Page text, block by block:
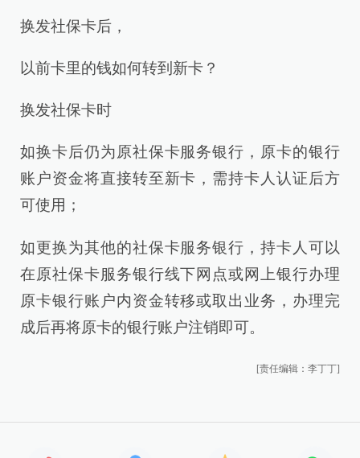
换发社保卡后，
以前卡里的钱如何转到新卡？
换发社保卡时
如换卡后仍为原社保卡服务银行，原卡的银行
账户资金将直接转至新卡，需持卡人认证后方
可使用；
如更换为其他的社保卡服务银行，持卡人可以
在原社保卡服务银行线下网点或网上银行办理
原卡银行账户内资金转移或取出业务，办理完
成后再将原卡的银行账户注销即可。
[责任编辑：李丁丁]